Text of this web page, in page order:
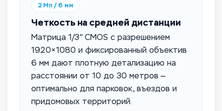
2 Мп / 6 мм
Четкость на средней дистанции
Матрица 1/3" CMOS с разрешением
1920×1080 и фиксированный объектив
6 мм дают плотную детализацию на
расстоянии от 10 до 30 метров —
оптимально для парковок, въездов и
придомовых территорий.